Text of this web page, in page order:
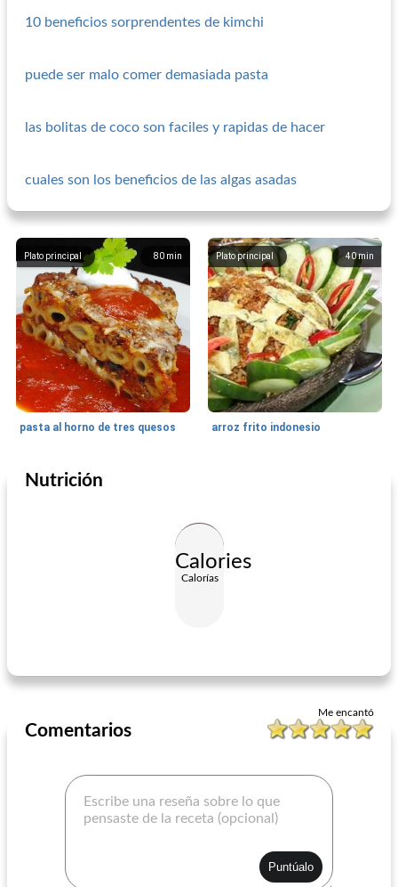
10 beneficios sorprendentes de kimchi
puede ser malo comer demasiada pasta
las bolitas de coco son faciles y rapidas de hacer
cuales son los beneficios de las algas asadas
80 min
Plato principal
pasta al horno de tres quesos
40min
Plato principal
arroz frito indonesio
Plato principal
Nutrición
Calories
Calorías
Me encantó
Comentarios